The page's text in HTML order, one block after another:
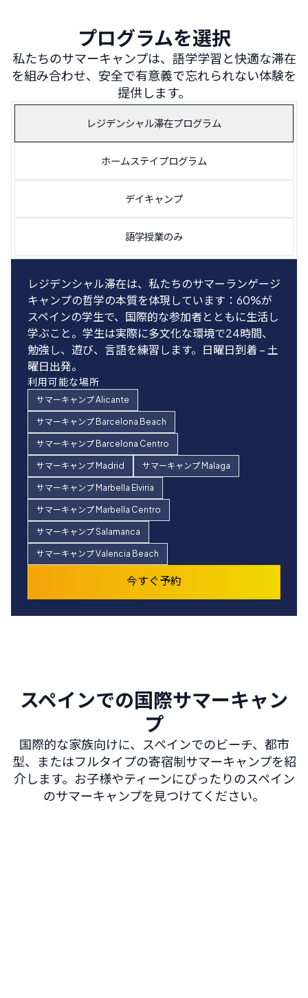
プログラムを選択
私たちのサマーキャンプは、語学学習と快適な滞在
を組み合わせ、安全で有意義で忘れられない体験を
提供します。
レジデンシャル滞在プログラム
ホームステイプログラム
デイキャンプ
語学授業のみ
レジデンシャル滞在は、私たちのサマーランゲージ
キャンプの哲学の本質を体現しています：60%が
スペインの学生で、国際的な参加者とともに生活し
学ぶこと。学生は実際に多文化な環境で24時間、
勉強し、遊び、言語を練習します。日曜日到着 – 土
曜日出発。
利用可能な場所
サマーキャンプ Alicante
サマーキャンプ Barcelona Beach
サマーキャンプ Barcelona Centro
サマーキャンプ Madrid サマーキャンプ Malaga
サマーキャンプ Marbella Elviria
サマーキャンプ Marbella Centro
サマーキャンプ Salamanca
サマーキャンプ Valencia Beach
今すぐ予約
14歳以上の学生は、私たちのホームステイプログ
ラムでスペインの家庭の一員になることを選択でき
ます。これは、本当に本場のスペイン語イマージョ
ン体験を望む学生にとって素晴らしい選択です。私
たちのすべてのホストファミリーは、私たちと同じ
基本的価値観を共有していることを確認するために
慎重に選ばれています。日曜日到着 – 土曜日出発。
キャンプでは昼食、ホストファミリー宅では朝食と
夕食が提供されます。
利用可能な場所
サマーキャンプ Barcelona Centro
サマーキャンプ Madrid サマーキャンプ Marbella Centro
サマーキャンプ Salamanca
サマーキャンプ Valencia Beach
今すぐ予約
近くに住んでいるか家族と一緒にスペインを旅行し
ているキャンパーにとって完璧な選択です。学生は
日中に語学クラスや楽しいアクティビティを楽し
み、新しい国際的な友人を作り、夕方には家族のも
とに戻ります。月曜日 - 金曜日、午前9時〜午後8
時。
利用可能な場所
すべてのサマーキャンプの目的地
今すぐ予約
学生は、午前の語学授業のみ参加するためにキャン
プに来ることを選べます。このオプションでは、参
加者は月曜から金曜の午前9時から12時30分までの
スペイン語または英語の授業のみ受けます。
利用可能地域
すべてのサマーキャンプの目的地
今すぐ予約
スペインでの国際サマーキャン
プ
国際的な家族向けに、スペインでのビーチ、都市
型、またはフルタイプの寄宿制サマーキャンプを紹
介します。お子様やティーンにぴったりのスペイン
のサマーキャンプを見つけてください。